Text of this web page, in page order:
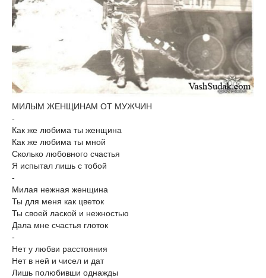
МИЛЫМ ЖЕНЩИНАМ ОТ МУЖЧИН
-
Как же любима ты женщина
Как же любима ты мной
Сколько любовного счастья
Я испытал лишь с тобой
-
Милая нежная женщина
Ты для меня как цветок
Ты своей лаской и нежностью
Дала мне счастья глоток
-
Нет у любви расстояния
Нет в ней и чисел и дат
Лишь полюбивши однажды